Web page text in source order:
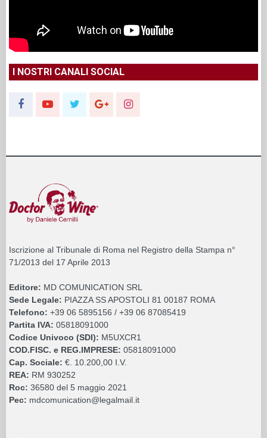
I NOSTRI CANALI SOCIAL
Iscrizione al Tribunale di Roma nel Registro della Stampa n°
71/2013 del 17 Aprile 2013
Editore: MD COMUNICATION SRL
Sede Legale: PIAZZA SS APOSTOLI 81 00187 ROMA
Telefono: +39 06 5895156 / +39 06 87085419
Partita IVA: 05818091000
Codice Univoco (SDI): M5UXCR1
COD.FISC. e REG.IMPRESE: 05818091000
Cap. Sociale: €. 10.200,00 I.V.
REA: RM 930252
Roc: 36580 del 5 maggio 2021
Pec: mdcomunication@legalmail.it